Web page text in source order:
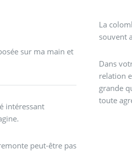
sur ma main et
intéressant
peut-être pas
La
souvent
Dans
relation
grande
toute